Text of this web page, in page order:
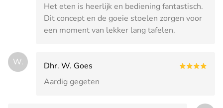
Het eten is heerlijk en bediening fantastisch.
Dit concept en de goeie stoelen zorgen voor
een moment van lekker lang tafelen.
W.
Dhr. W. Goes
Aardig gegeten